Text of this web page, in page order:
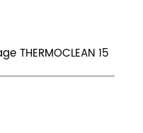
THERMOCLEAN 15